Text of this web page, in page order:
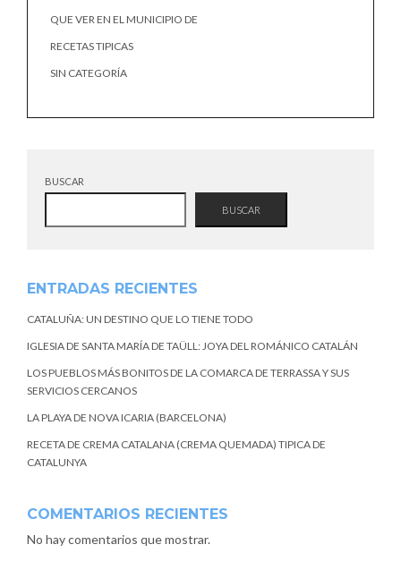
QUE VER EN EL MUNICIPIO DE
RECETAS TIPICAS
SIN CATEGORÍA
BUSCAR
BUSCAR
ENTRADAS RECIENTES
CATALUÑA: UN DESTINO QUE LO TIENE TODO
IGLESIA DE SANTA MARÍA DE TAÜLL: JOYA DEL ROMÁNICO CATALÁN
LOS PUEBLOS MÁS BONITOS DE LA COMARCA DE TERRASSA Y SUS
SERVICIOS CERCANOS
LA PLAYA DE NOVA ICARIA (BARCELONA)
RECETA DE CREMA CATALANA (CREMA QUEMADA) TIPICA DE
CATALUNYA
COMENTARIOS RECIENTES
No hay comentarios que mostrar.